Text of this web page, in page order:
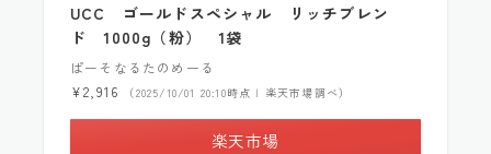
UCC ゴールドスペシャル リッチブレン
ド 1000g（粉） 1袋
ぱーそなるたのめーる
¥2,916
（2025/10/01 20:10時点 | 楽天市場調べ）
楽天市場